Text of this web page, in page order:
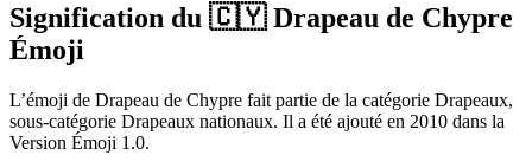
Signification du 🇨🇾 Drapeau de Chypre
Émoji
L’émoji de Drapeau de Chypre fait partie de la catégorie Drapeaux,
sous-catégorie Drapeaux nationaux. Il a été ajouté en 2010 dans la
Version Émoji 1.0.